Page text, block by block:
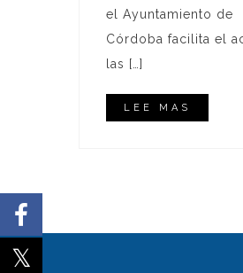
el Ayuntamiento de
Córdoba facilita el
las […]
LEE MAS